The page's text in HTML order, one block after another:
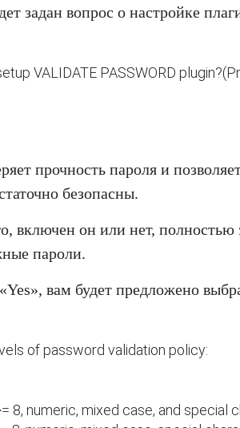
задан вопрос о настройке
VALIDATE PASSWORD
прочность пароля и
безопасны.
включен он или нет, полностью
пароли.
вам будет предложено
of password validation policy:
8, numeric, mixed case, and special